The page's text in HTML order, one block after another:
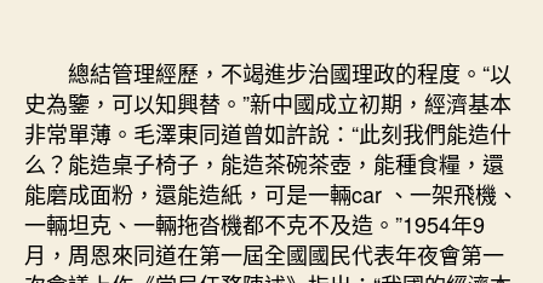
總結管理經歷，不竭進步治國理政的程度。“以
史為鑒，可以知興替。”新中國成立初期，經濟基本
非常單薄。毛澤東同道曾如許說：“此刻我們能造什
么？能造桌子椅子，能造茶碗茶壺，能種食糧，還
能磨成面粉，還能造紙，可是一輛car 、一架飛機、
一輛坦克、一輛拖沓機都不克不及造。”1954年9
月，周恩來同道在第一屆全國國民代表年夜會第一